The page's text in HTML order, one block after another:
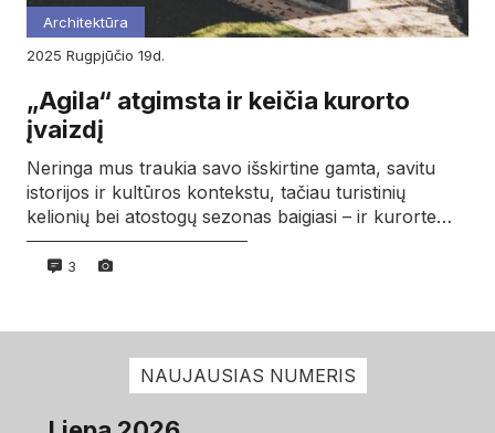
Architektūra
2025
rugpjūčio 19d.
„Agila“ atgimsta ir keičia kurorto
įvaizdį
Neringa mus traukia savo išskirtine gamta, savitu
istorijos ir kultūros kontekstu, tačiau turistinių
kelionių bei atostogų sezonas baigiasi – ir kurorte…
3
NAUJAUSIAS NUMERIS